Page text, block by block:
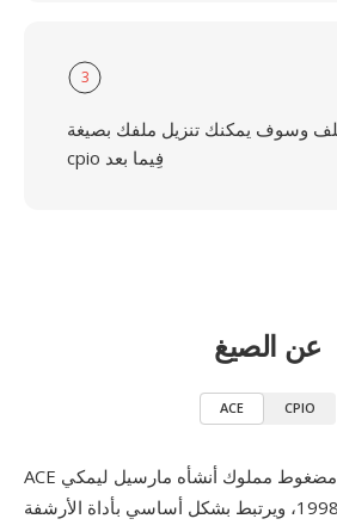
3
وسوف يمكنك تنزيل ملفك بصيغة
cpio فِيما بعد
عن الصيغ
ACE CPIO
ACE هو تنسيق أرشيف مضغوط مملوك أنشأه مارسيل ليمكي